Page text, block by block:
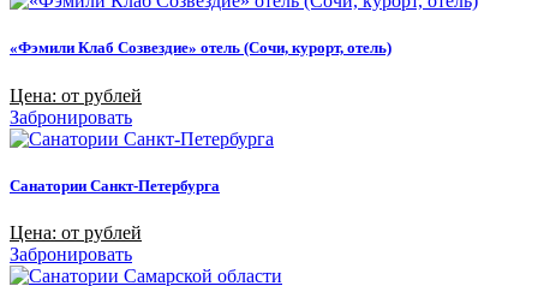
«Фэмили Клаб Созвездие» отель (Сочи, курорт, отель)
Цена: от рублей
Забронировать
Санатории Санкт-Петербурга
Цена: от рублей
Забронировать